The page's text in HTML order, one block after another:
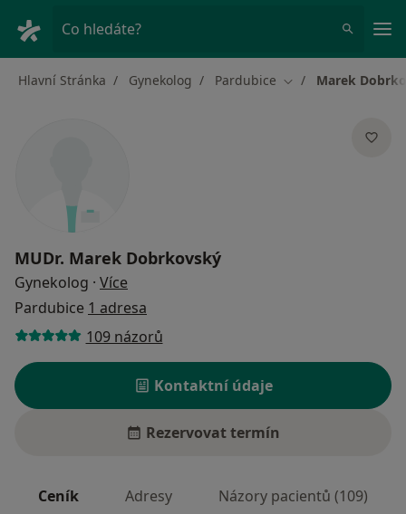
Co hledáte?
Hlavní Stránka Gynekolog Pardubice Změna města
Marek
MUDr. Marek Dobrkovský
Gynekolog · Více
Pardubice 1 adresa
109 názorů
Kontaktní údaje
Rezervovat termín
Ceník Adresy Názory pacientů (109)